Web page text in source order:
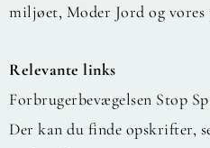
miljøet, Moder Jord og vores
Relevante links
Forbrugerbevægelsen Stop
Der kan du finde opskrifter,